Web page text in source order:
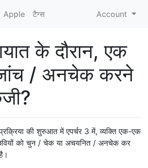
Apple टैग्‍स Account
के दौरान, एक
/ अनचेक करने
की शुरुआत में एपर्चर 3 में, व्यक्ति एक-एक
को चुन / चेक या अचयनित / अनचेक कर